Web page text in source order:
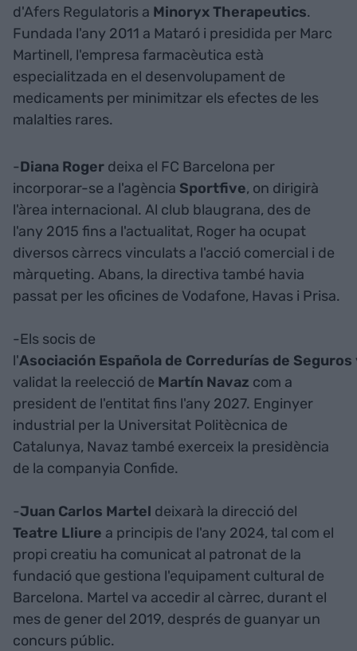
d'Afers Regulatoris a Minoryx Therapeutics.
Fundada l'any 2011 a Mataró i presidida per Marc
Martinell, l'empresa farmacèutica està
especialitzada en el desenvolupament de
medicaments per minimitzar els efectes de les
malalties rares.
-Diana Roger deixa el FC Barcelona per
incorporar-se a l'agència Sportfive, on dirigirà
l'àrea internacional. Al club blaugrana, des de
l'any 2015 fins a l'actualitat, Roger ha ocupat
diversos càrrecs vinculats a l'acció comercial i de
màrqueting. Abans, la directiva també havia
passat per les oficines de Vodafone, Havas i Prisa.
-Els socis de
l'Asociación Española de Corredurías de Seguros
validat la reelecció de Martín Navaz com a
president de l'entitat fins l'any 2027. Enginyer
industrial per la Universitat Politècnica de
Catalunya, Navaz també exerceix la presidència
de la companyia Confide.
-Juan Carlos Martel deixarà la direcció del
Teatre Lliure a principis de l'any 2024, tal com el
propi creatiu ha comunicat al patronat de la
fundació que gestiona l'equipament cultural de
Barcelona. Martel va accedir al càrrec, durant el
mes de gener del 2019, després de guanyar un
concurs públic.